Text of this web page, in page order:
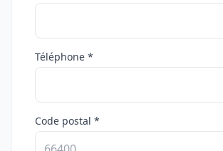
Téléphone *
Code postal *